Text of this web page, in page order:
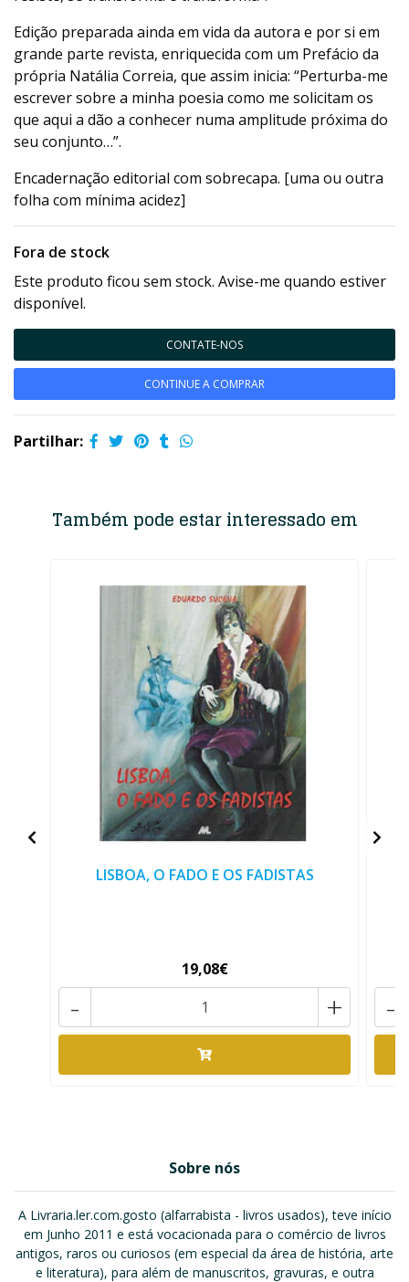
Edição preparada ainda em vida da autora e por si em
grande parte revista, enriquecida com um Prefácio da
própria Natália Correia, que assim inicia: “Perturba-me
escrever sobre a minha poesia como me solicitam os
que aqui a dão a conhecer numa amplitude próxima do
seu conjunto…”.
Encadernação editorial com sobrecapa. [uma ou outra
folha com mínima acidez]
Fora de stock
Este produto ficou sem stock. Avise-me quando estiver
disponível.
CONTATE-NOS
CONTINUE A COMPRAR
Partilhar:
Também pode estar interessado em
LISBOA, O FADO E OS FADISTAS
19,08€
+
- -
Sobre nós
A Livraria.ler.com.gosto (alfarrabista - livros usados), teve início
em Junho 2011 e está vocacionada para o comércio de livros
antigos, raros ou curiosos (em especial da área de história, arte
e literatura), para além de manuscritos, gravuras, e outra